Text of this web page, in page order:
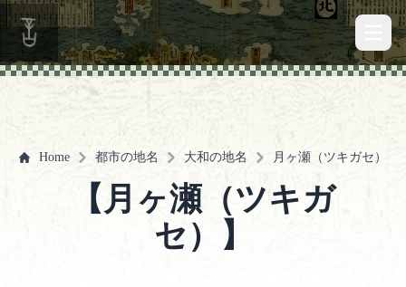
Home 都市の地名 大和の地名 月ヶ瀬（ツキガセ）
【月ヶ瀬（ツキガ
セ）】